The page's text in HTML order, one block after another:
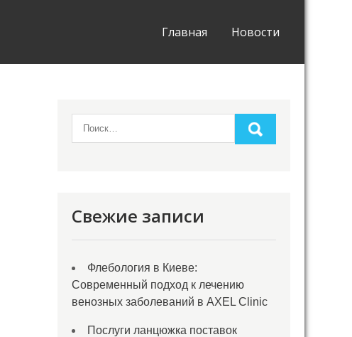
Главная Новости
Свежие записи
Флебология в Киеве:
Современный подход к лечению
венозных заболеваний в AXEL Clinic
Послуги ланцюжка поставок